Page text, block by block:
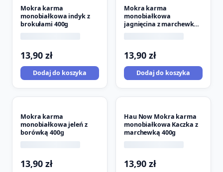
Mokra karma
monobiałkowa indyk z
brokułami 400g
13,90 zł
Dodaj do koszyka
Mokra karma
monobiałkowa
jagnięcina z marchewką
13,90 zł
Dodaj do koszyka
Mokra karma
monobiałkowa jeleń z
borówką 400g
13,90 zł
Hau Now Mokra karma
monobiałkowa Kaczka z
marchewką 400g
13,90 zł